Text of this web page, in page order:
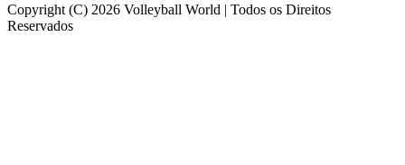
Copyright (C) 2026 Volleyball World | Todos os Direitos
Reservados